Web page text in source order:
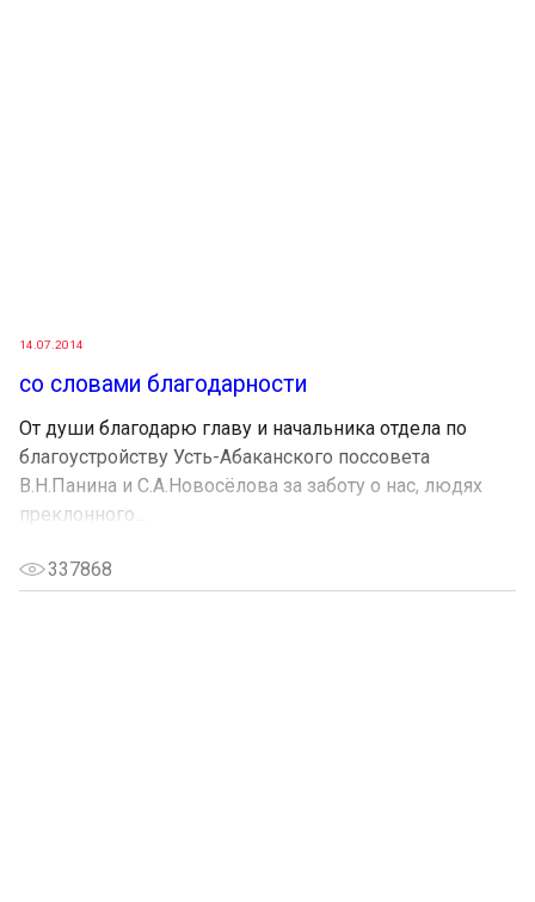
14.07.2014
со словами благодарности
От души благодарю главу и начальника отдела по
благоустройству Усть-Абаканского поссовета
В.Н.Панина и С.А.Новосёлова за заботу о нас, людях
преклонного...
337868